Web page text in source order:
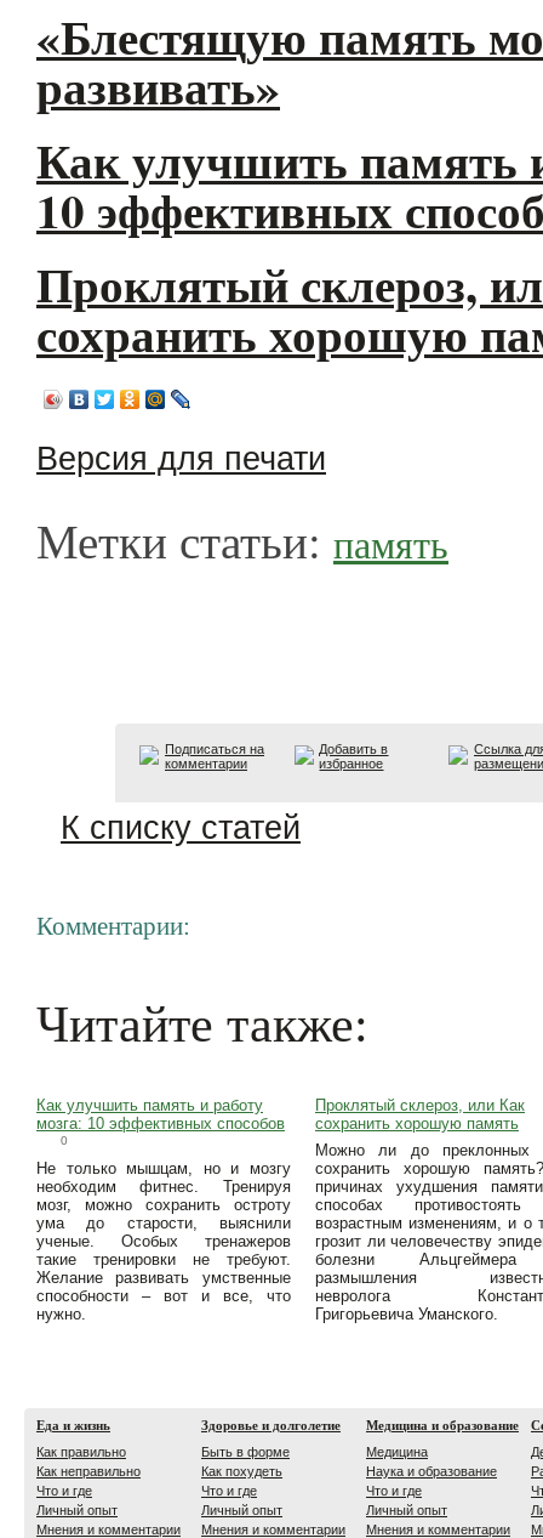
«Блестящую память
развивать»
Как улучшить память
10 эффективных
Проклятый склероз,
сохранить хорошую
Версия для печати
Метки статьи: память
Подписаться на
комментарии
Добавить в
избранное
Ссылка
К списку статей
Комментарии:
Читайте также:
Как улучшить память и работу
мозга: 10 эффективных способов
0
Не только мышцам, но и мозгу
необходим фитнес. Тренируя
мозг, можно сохранить остроту
ума до старости, выяснили
ученые. Особых тренажеров
такие тренировки не требуют.
Желание развивать умственные
способности – вот и все, что
нужно.
Проклятый склероз, или Как
сохранить хорошую память
Можно ли до преклонных
сохранить хорошую
причинах ухудшения
способах
возрастным изменениям, и о
грозит ли человечеству
болезни
размышления
невролога
Григорьевича Уманского.
Еда и жизнь
Как правильно
Как неправильно
Что и где
Личный опыт
Мнения и комментарии
Здоровье и долголетие
Быть в форме
Как похудеть
Что и где
Личный опыт
Мнения и комментарии
Медицина и образование
Медицина
Наука и образование
Что и где
Личный опыт
Мнения и комментарии